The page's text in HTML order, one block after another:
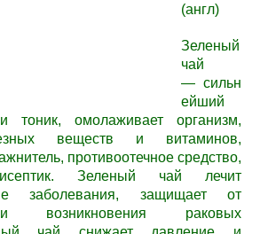
(англ)
Зеленый
чай
— сильн
ейший
тоник, омолаживает организм,
веществ и витаминов,
противоотечное средство,
Зеленый чай лечит
заболевания, защищает от
возникновения раковых